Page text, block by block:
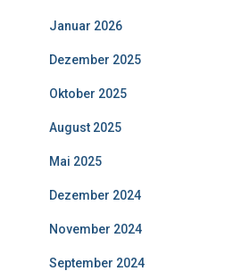
Januar 2026
Dezember 2025
Oktober 2025
August 2025
Mai 2025
Dezember 2024
November 2024
September 2024